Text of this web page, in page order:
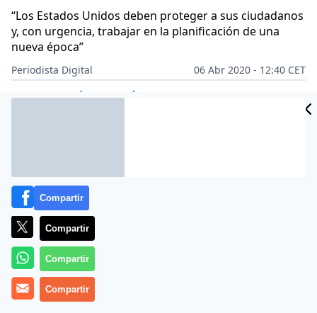
“Los Estados Unidos deben proteger a sus ciudadanos
y, con urgencia, trabajar en la planificación de una
nueva época”
Periodista Digital
06 Abr 2020 - 12:40 CET
Archivado en: ÁFRICA AMÉRICA LATINA
Compartir
Compartir
Compartir
Compartir